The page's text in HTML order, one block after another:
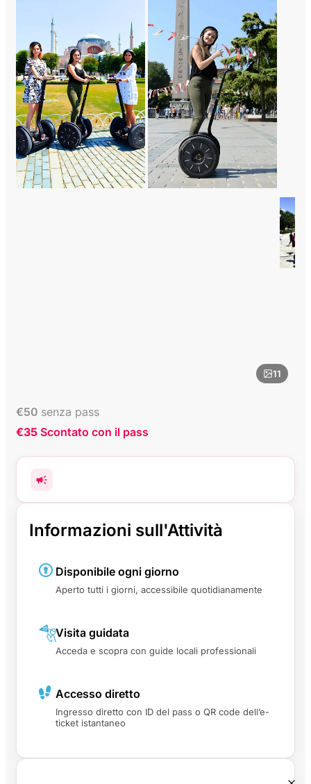
11
€50 senza pass
€35 Scontato con il pass
Informazioni sull'Attività
Disponibile ogni giorno
Aperto tutti i giorni, accessibile quotidianamente
Visita guidata
Acceda e scopra con guide locali professionali
Accesso diretto
Ingresso diretto con ID del pass o QR code dell’e-
ticket istantaneo